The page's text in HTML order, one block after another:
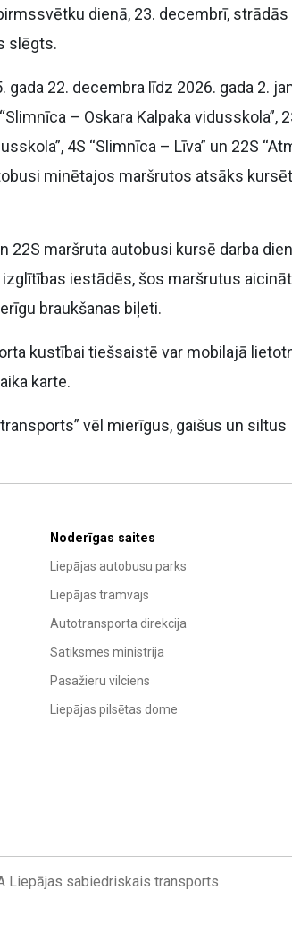
dienā, 23. decembrī,
slēgts.
gada 22. decembra līdz 2026. gada 2.
– Oskara Kalpaka vidusskola”,
4S “Slimnīca – Līva” un 22S
minētajos maršrutos atsāks
22S maršruta autobusi kursē darba
iestādēs, šos maršrutus
braukšanas biļeti.
kustībai tiešsaistē var mobilajā
karte.
vēl mierīgus, gaišus un siltus
Noderīgas saites
Liepājas autobusu parks
Liepājas tramvajs
Autotransporta direkcija
Satiksmes ministrija
Pasažieru vilciens
Liepājas pilsētas dome
Liepājas sabiedriskais transports